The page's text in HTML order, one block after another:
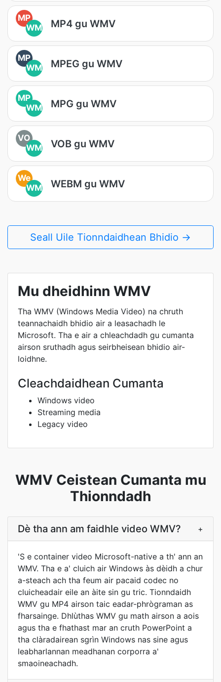
MP
WM
MP4 gu WMV
MP
WM
MPEG gu WMV
MP
WM
MPG gu WMV
VO
WM
VOB gu WMV
We
WM
WEBM gu WMV
Seall Uile Tionndaidhean Bhidio →
Mu dheidhinn WMV
Tha WMV (Windows Media Video) na chruth
teannachaidh bhidio air a leasachadh le
Microsoft. Tha e air a chleachdadh gu cumanta
airson sruthadh agus seirbheisean bhidio air-
loidhne.
Cleachdaidhean Cumanta
Windows video
Streaming media
Legacy video
WMV Ceistean Cumanta mu
Thionndadh
Dè tha ann am faidhle video WMV? +
'S e container video Microsoft-native a th' ann an
WMV. Tha e a' cluich air Windows às dèidh a chur
a-steach ach tha feum air pacaid codec no
cluicheadair eile an àite sin gu tric. Tionndaidh
WMV gu MP4 airson taic eadar-phrògraman as
fharsainge. Dhlùthas WMV gu math airson a aois
agus tha e fhathast mar an cruth PowerPoint a
tha clàradairean sgrìn Windows nas sine agus
leabharlannan meadhanan corporra a'
smaoineachadh.